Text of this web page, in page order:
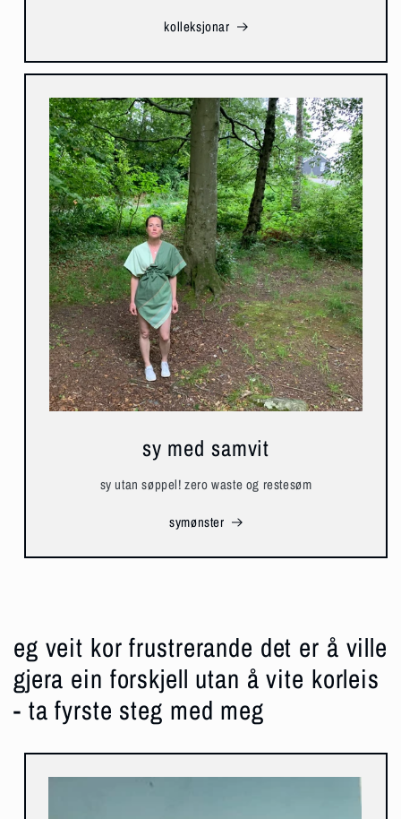
kolleksjonar
sy med samvit
sy utan søppel! zero waste og restesøm
symønster
eg veit kor frustrerande det er å ville
gjera ein forskjell utan å vite korleis
- ta fyrste steg med meg